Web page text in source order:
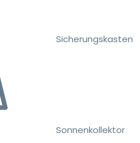
Sicherungskasten
Sonnenkollektor